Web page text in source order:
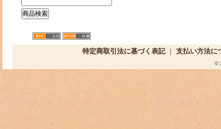
特定商取引法に基づく表記｜ 支払い方法に
©